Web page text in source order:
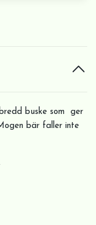
buske som ger
bär faller inte